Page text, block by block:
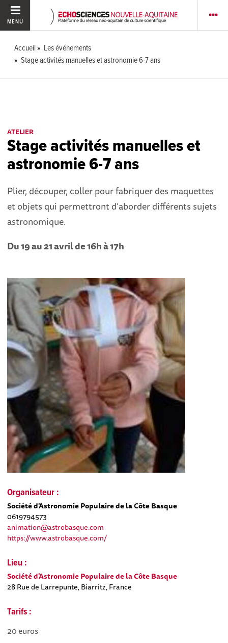
MENU
Accueil
Les événements
Stage activités manuelles et astronomie 6-7 ans
ATELIER
Stage activités manuelles et
astronomie 6-7 ans
Plier, découper, coller pour fabriquer des maquettes
et objets qui permettront d’aborder différents sujets
astronomique.
Du 19 au 21 avril de 16h à 17h
Organisateur :
Société d'Astronomie Populaire de la Côte Basque
0619794573
animation@astrobasque.com
https://www.astrobasque.com/
Lieu :
Société d'Astronomie Populaire de la Côte Basque
28 Rue de Larrepunte, Biarritz, France
Tarifs :
20 euros